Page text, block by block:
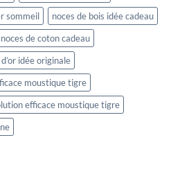
sommeil
noces de bois idée cadeau
noces de coton cadeau
idée originale
moustique tigre
efficace moustique tigre